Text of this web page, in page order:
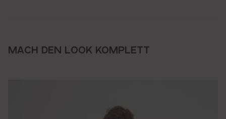
MACH DEN LOOK KOMPLETT